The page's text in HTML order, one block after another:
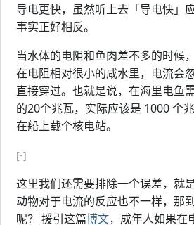
导电更快，虽然听上去「导电快」
事实正好相反。
当水体的电阻和鱼肉差不多的时候
在电阻相对很小的咸水里，电流会
直接穿过。也就是说，在海里电鱼
的20个兆瓦，实际应该是 1000 个
在船上载个核电站。
[-]
这里我们还需要排除一个误差，就
动物对于电流的反应也不一样，那
呢？ 援引这篇博文，成年人如果在